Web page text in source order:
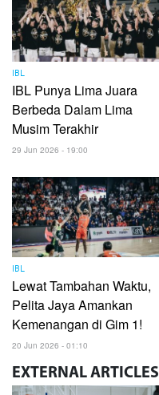
IBL
IBL Punya Lima Juara
Berbeda Dalam Lima
Musim Terakhir
29 Jun 2026 - 19:00
IBL
Lewat Tambahan Waktu,
Pelita Jaya Amankan
Kemenangan di Gim 1!
20 Jun 2026 - 01:10
EXTERNAL ARTICLES